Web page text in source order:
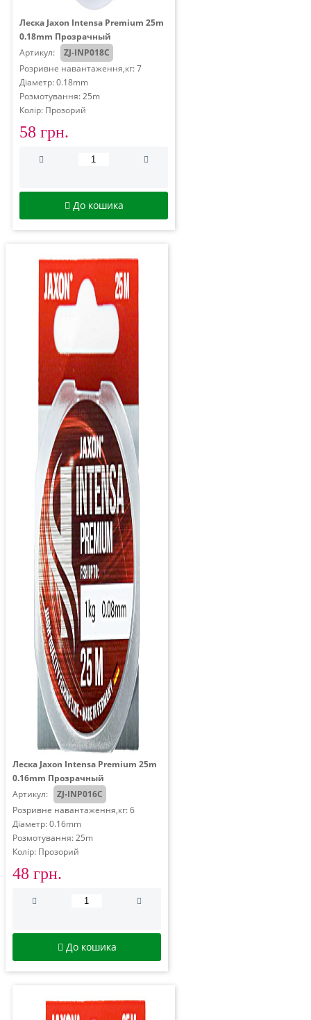
Леска Jaxon Intensa Premium 25m
0.18mm Прозрачный
Артикул:
ZJ-INP018C
Розривне навантаження,кг: 7
Діаметр: 0.18mm
Розмотування: 25m
Колір: Прозорий
58 грн.
До кошика
Леска Jaxon Intensa Premium 25m
0.16mm Прозрачный
Артикул:
ZJ-INP016C
Розривне навантаження,кг: 6
Діаметр: 0.16mm
Розмотування: 25m
Колір: Прозорий
48 грн.
До кошика